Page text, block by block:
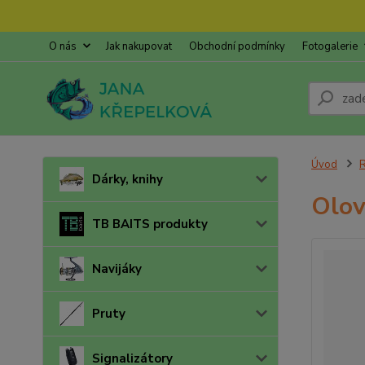
O nás Jak nakupovat Obchodní podmínky Fotogalerie
Dárky, knihy
TB BAITS produkty
Navijáky
Pruty
Signalizátory
Úvod